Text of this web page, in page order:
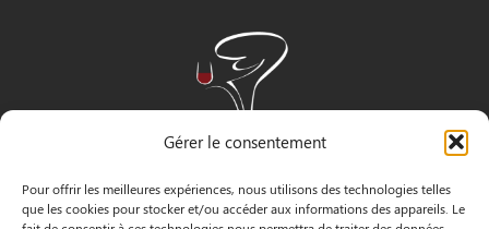
Gérer le consentement
Pour offrir les meilleures expériences, nous utilisons des technologies telles
que les cookies pour stocker et/ou accéder aux informations des appareils. Le